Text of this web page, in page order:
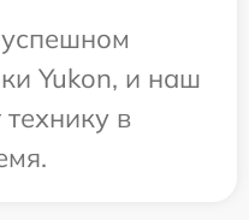
Yukon, и наш
в